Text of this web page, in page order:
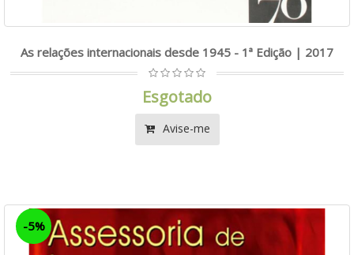
As relações internacionais desde 1945 - 1ª Edição | 2017
Esgotado
Avise-me
-5%